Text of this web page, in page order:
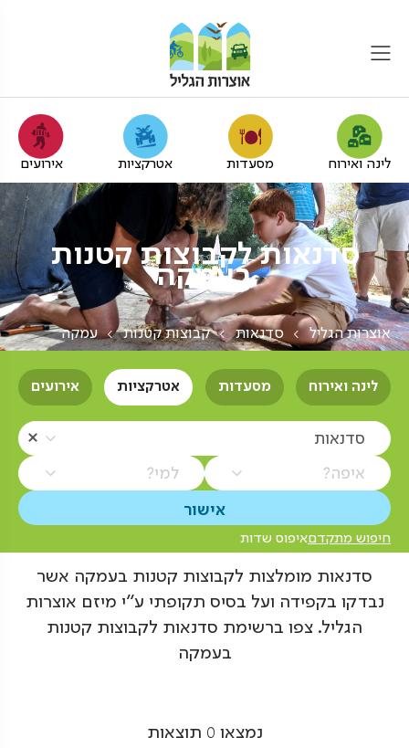
לינה ואירוח מסעדות אטרקציות אירועים
סדנאות לקבוצות קטנות
בעמקה
אוצרות הגליל סדנאות קבוצות קטנות עמקה
לינה ואירוח מסעדות אטרקציות אירועים
סדנאות
איפה? למי?
חיפוש מתקדםאיפוס שדות
סדנאות מומלצות לקבוצות קטנות בעמקה אשר
נבדקו בקפידה ועל בסיס תקופתי ע"י מיזם אוצרות
הגליל. צפו ברשימת סדנאות לקבוצות קטנות
בעמקה
נמצאו 0 תוצאות